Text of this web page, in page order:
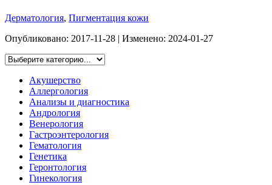
Дерматология, Пигментация кожи
Опубликовано: 2017-11-28 | Изменено: 2024-01-27
Акушерство
Аллергология
Анализы и диагностика
Андрология
Венерология
Гастроэнтерология
Гематология
Генетика
Геронтология
Гинекология